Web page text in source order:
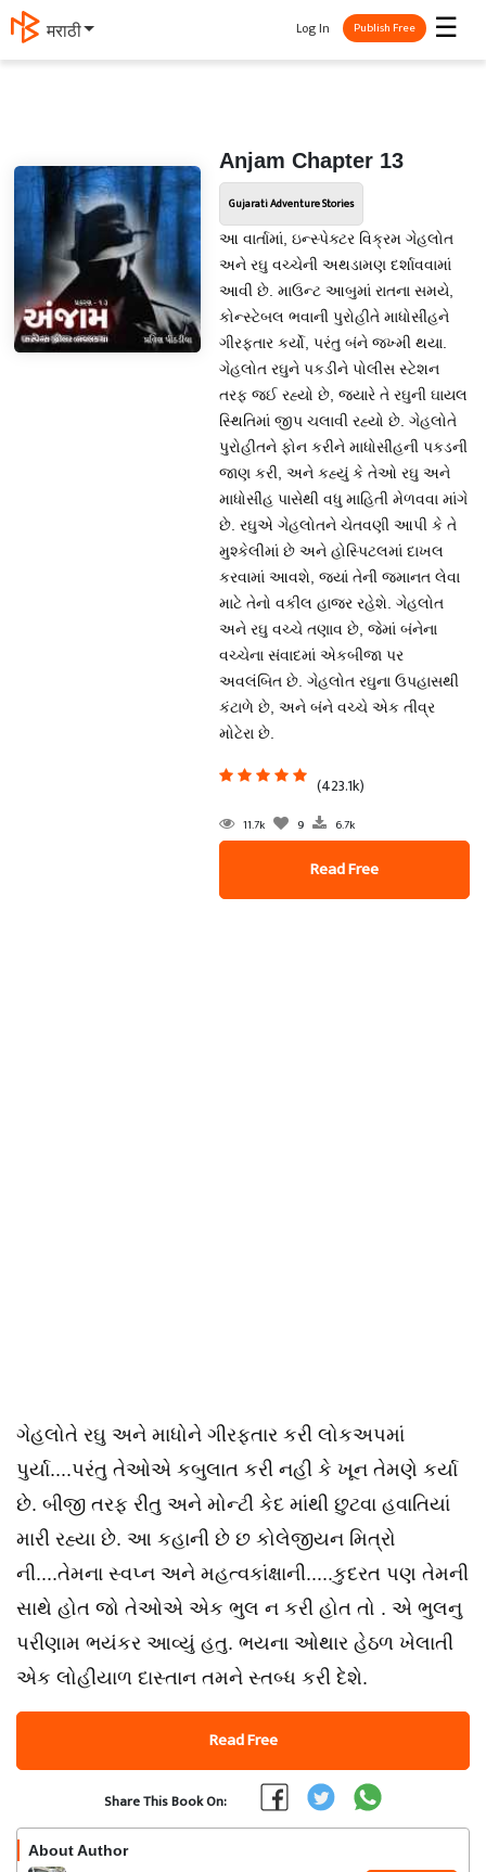
मराठी ☰
Log In Publish Free
Anjam Chapter 13
Gujarati Adventure Stories
આ વાર્તામાં, ઇન્સ્પેક્ટર વિક્રમ ગેહલોત
અને રઘુ વચ્ચેની અથડામણ દર્શાવવામાં
આવી છે. માઉન્ટ આબુમાં રાતના સમયે,
કોન્સ્ટેબલ ભવાની પુરોહીતે માધોસીંહને
ગીરફ્તાર કર્યો, પરંતુ બંને જખ્મી થયા.
ગેહલોત રઘુને પકડીને પોલીસ સ્ટેશન
તરફ જઈ રહ્યો છે, જ્યારે તે રઘુની ઘાયલ
સ્થિતિમાં જીપ ચલાવી રહ્યો છે. ગેહલોતે
પુરોહીતને ફોન કરીને માધોસીંહની પકડની
જાણ કરી, અને કહ્યું કે તેઓ રઘુ અને
માધોસીંહ પાસેથી વધુ માહિતી મેળવવા માંગે
છે. રઘુએ ગેહલોતને ચેતવણી આપી કે તે
મુશ્કેલીમાં છે અને હોસ્પિટલમાં દાખલ
કરવામાં આવશે, જ્યાં તેની જમાનત લેવા
માટે તેનો વકીલ હાજર રહેશે. ગેહલોત
અને રઘુ વચ્ચે તણાવ છે, જેમાં બંનેના
વચ્ચેના સંવાદમાં એકબીજા પર
અવલંબિત છે. ગેહલોત રઘુના ઉપહાસથી
કંટાળે છે, અને બંને વચ્ચે એક તીવ્ર
મોટેરા છે.
(423.1k)
11.7k 9 6.7k
Read Free
ગેહલોતે રઘુ અને માધોને ગીરફતાર કરી લોકઅપમાં
પુર્યા....પરંતુ તેઓએ કબુલાત કરી નહી કે ખૂન તેમણે કર્યા
છે. બીજી તરફ રીતુ અને મોન્ટી કેદ માંથી છુટવા હવાતિયાં
મારી રહ્યા છે. આ કહાની છે છ કોલેજીયન મિત્રો
ની....તેમના સ્વપ્ન અને મહત્વકાંક્ષાની.....કુદરત પણ તેમની
સાથે હોત જો તેઓએ એક ભુલ ન કરી હોત તો . એ ભુલનુ
પરીણામ ભયંકર આવ્યું હતુ. ભયના ઓથાર હેઠળ ખેલાતી
એક લોહીયાળ દાસ્તાન તમને સ્તબ્ધ કરી દેશે.
Read Free
Share This Book On:
About Author